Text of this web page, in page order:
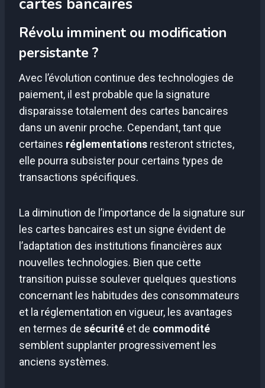
cartes bancaires
Révolu imminent ou modification
persistante ?
Avec l’évolution continue des technologies de
paiement, il est probable que la signature
disparaisse totalement des cartes bancaires
dans un avenir proche. Cependant, tant que
certaines réglementations resteront strictes,
elle pourra subsister pour certains types de
transactions spécifiques.
La diminution de l’importance de la signature sur
les cartes bancaires est un signe évident de
l’adaptation des institutions financières aux
nouvelles technologies. Bien que cette
transition puisse soulever quelques questions
concernant les habitudes des consommateurs
et la réglementation en vigueur, les avantages
en termes de sécurité et de commodité
semblent supplanter progressivement les
anciens systèmes.